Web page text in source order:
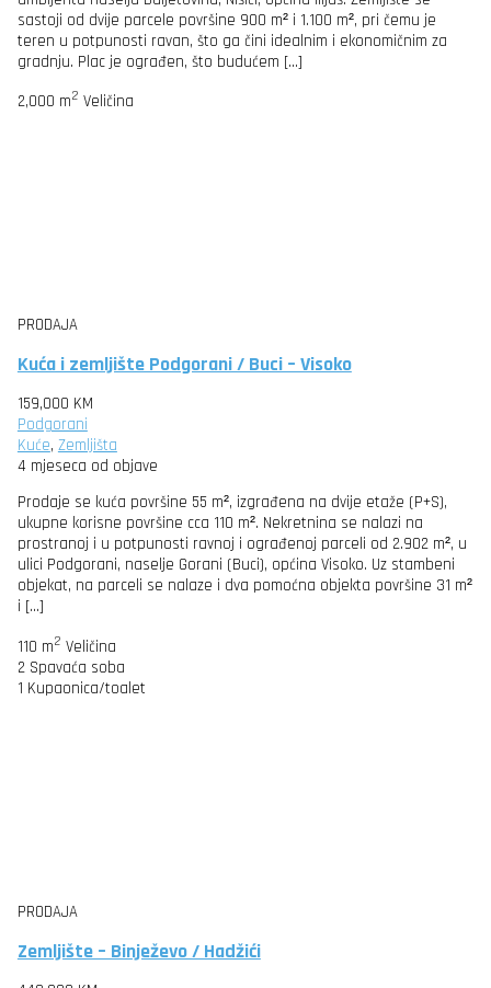
sastoji od dvije parcele površine 900 m² i 1.100 m², pri čemu je
teren u potpunosti ravan, što ga čini idealnim i ekonomičnim za
gradnju. Plac je ograđen, što budućem […]
2,000 m2 Veličina
PRODAJA
Kuća i zemljište Podgorani / Buci – Visoko
159,000 KM
Podgorani
Kuće, Zemljišta
4 mjeseca od objave
Prodaje se kuća površine 55 m², izgrađena na dvije etaže (P+S),
ukupne korisne površine cca 110 m². Nekretnina se nalazi na
prostranoj i u potpunosti ravnoj i ograđenoj parceli od 2.902 m², u
ulici Podgorani, naselje Gorani (Buci), općina Visoko. Uz stambeni
objekat, na parceli se nalaze i dva pomoćna objekta površine 31 m²
i […]
110 m2 Veličina
2 Spavaća soba
1 Kupaonica/toalet
PRODAJA
Zemljište – Binježevo / Hadžići